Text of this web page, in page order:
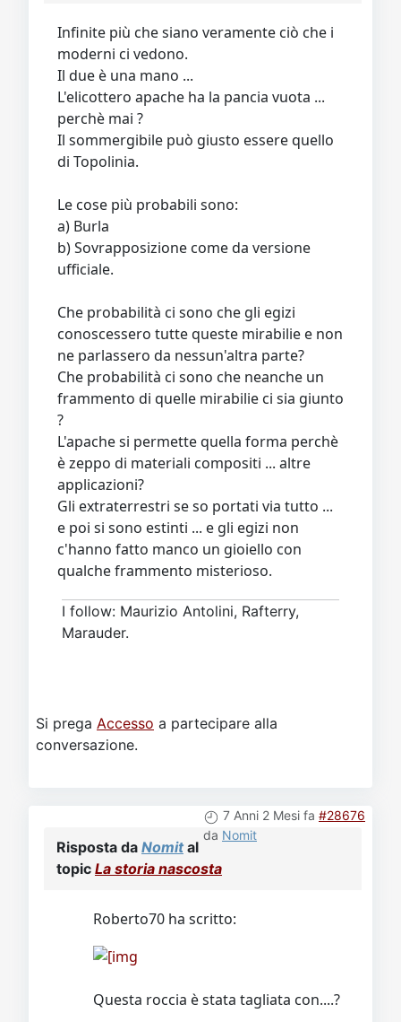
Infinite più che siano veramente ciò che i
moderni ci vedono.
Il due è una mano ...
L'elicottero apache ha la pancia vuota ...
perchè mai ?
Il sommergibile può giusto essere quello
di Topolinia.
Le cose più probabili sono:
a) Burla
b) Sovrapposizione come da versione
ufficiale.
Che probabilità ci sono che gli egizi
conoscessero tutte queste mirabilie e non
ne parlassero da nessun'altra parte?
Che probabilità ci sono che neanche un
frammento di quelle mirabilie ci sia giunto
?
L'apache si permette quella forma perchè
è zeppo di materiali compositi ... altre
applicazioni?
Gli extraterrestri se so portati via tutto ...
e poi si sono estinti ... e gli egizi non
c'hanno fatto manco un gioiello con
qualche frammento misterioso.
I follow: Maurizio Antolini, Rafterry,
Marauder.
Si prega Accesso a partecipare alla
conversazione.
7 Anni 2 Mesi fa #28676
da Nomit
Risposta da Nomital
topic La storia nascosta
Roberto70 ha scritto:
Questa roccia è stata tagliata con....?